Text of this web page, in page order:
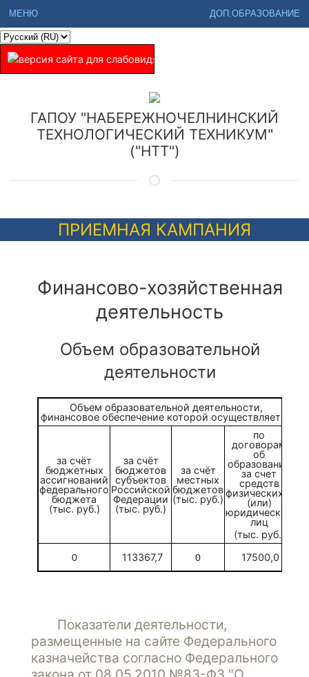
ДОП.ОБРАЗОВАНИЕ
МЕНЮ
ГАПОУ "НАБЕРЕЖНОЧЕЛНИНСКИЙ
ТЕХНОЛОГИЧЕСКИЙ ТЕХНИКУМ"
("НТТ")
ПРИЕМНАЯ КАМПАНИЯ
Финансово-хозяйственная
деятельность
Объем образовательной
деятельности
Объем образовательной деятельности,
финансовое обеспечение которой осуществляется
за счёт
бюджетных
ассигнований
федерального
бюджета
(тыс. руб.)
за счёт
бюджетов
субъектов
Российской
Федерации
(тыс. руб.)
за счёт
местных
бюджетов
(тыс. руб.)
по
договорам
об
образовании
за счет
средств
физических и
(или)
юридических
лиц
(тыс. руб.)
0 113367,7 0 17500,0
Показатели деятельности,
размещенные на сайте Федерального
казначейства согласно Федерального